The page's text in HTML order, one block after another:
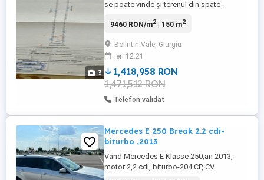
3
se poate vinde și terenul din spate .
9460 RON/m2| 150 m2
Bolintin-Vale, Giurgiu
ieri 12:21
1,418,958 RON
1,471,512 RON
Telefon validat
Mercedes E 250 Break 2.2 cdi-
biturbo ,2013
Vand Mercedes E Klasse 250,an 2013,
motor 2,2 cdi, biturbo-204 CP, CV